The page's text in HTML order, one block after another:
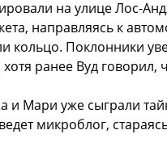
на улице Лос-
направляясь к
кольцо. Поклонники
ранее Вуд говорил,
и Мари уже сыграли
микроблог,